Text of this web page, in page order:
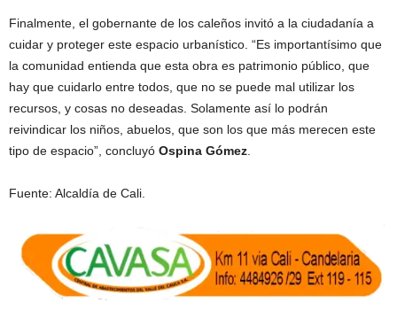
Finalmente, el gobernante de los caleños invitó a la ciudadanía a
cuidar y proteger este espacio urbanístico. “Es importantísimo que
la comunidad entienda que esta obra es patrimonio público, que
hay que cuidarlo entre todos, que no se puede mal utilizar los
recursos, y cosas no deseadas. Solamente así lo podrán
reivindicar los niños, abuelos, que son los que más merecen este
tipo de espacio”, concluyó Ospina Gómez.
Fuente: Alcaldía de Cali.